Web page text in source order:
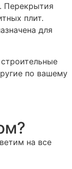
Перекрытия
плит.
для
по вашему
на все